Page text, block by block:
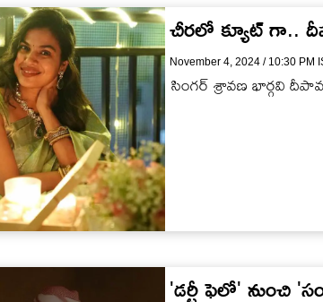
చీరలో క్యూట్ గా..
November 4, 2024 / 10:30 PM
సింగర్ శ్రావణ భార్గవి
'డర్టీ ఫెలో' నుంచి